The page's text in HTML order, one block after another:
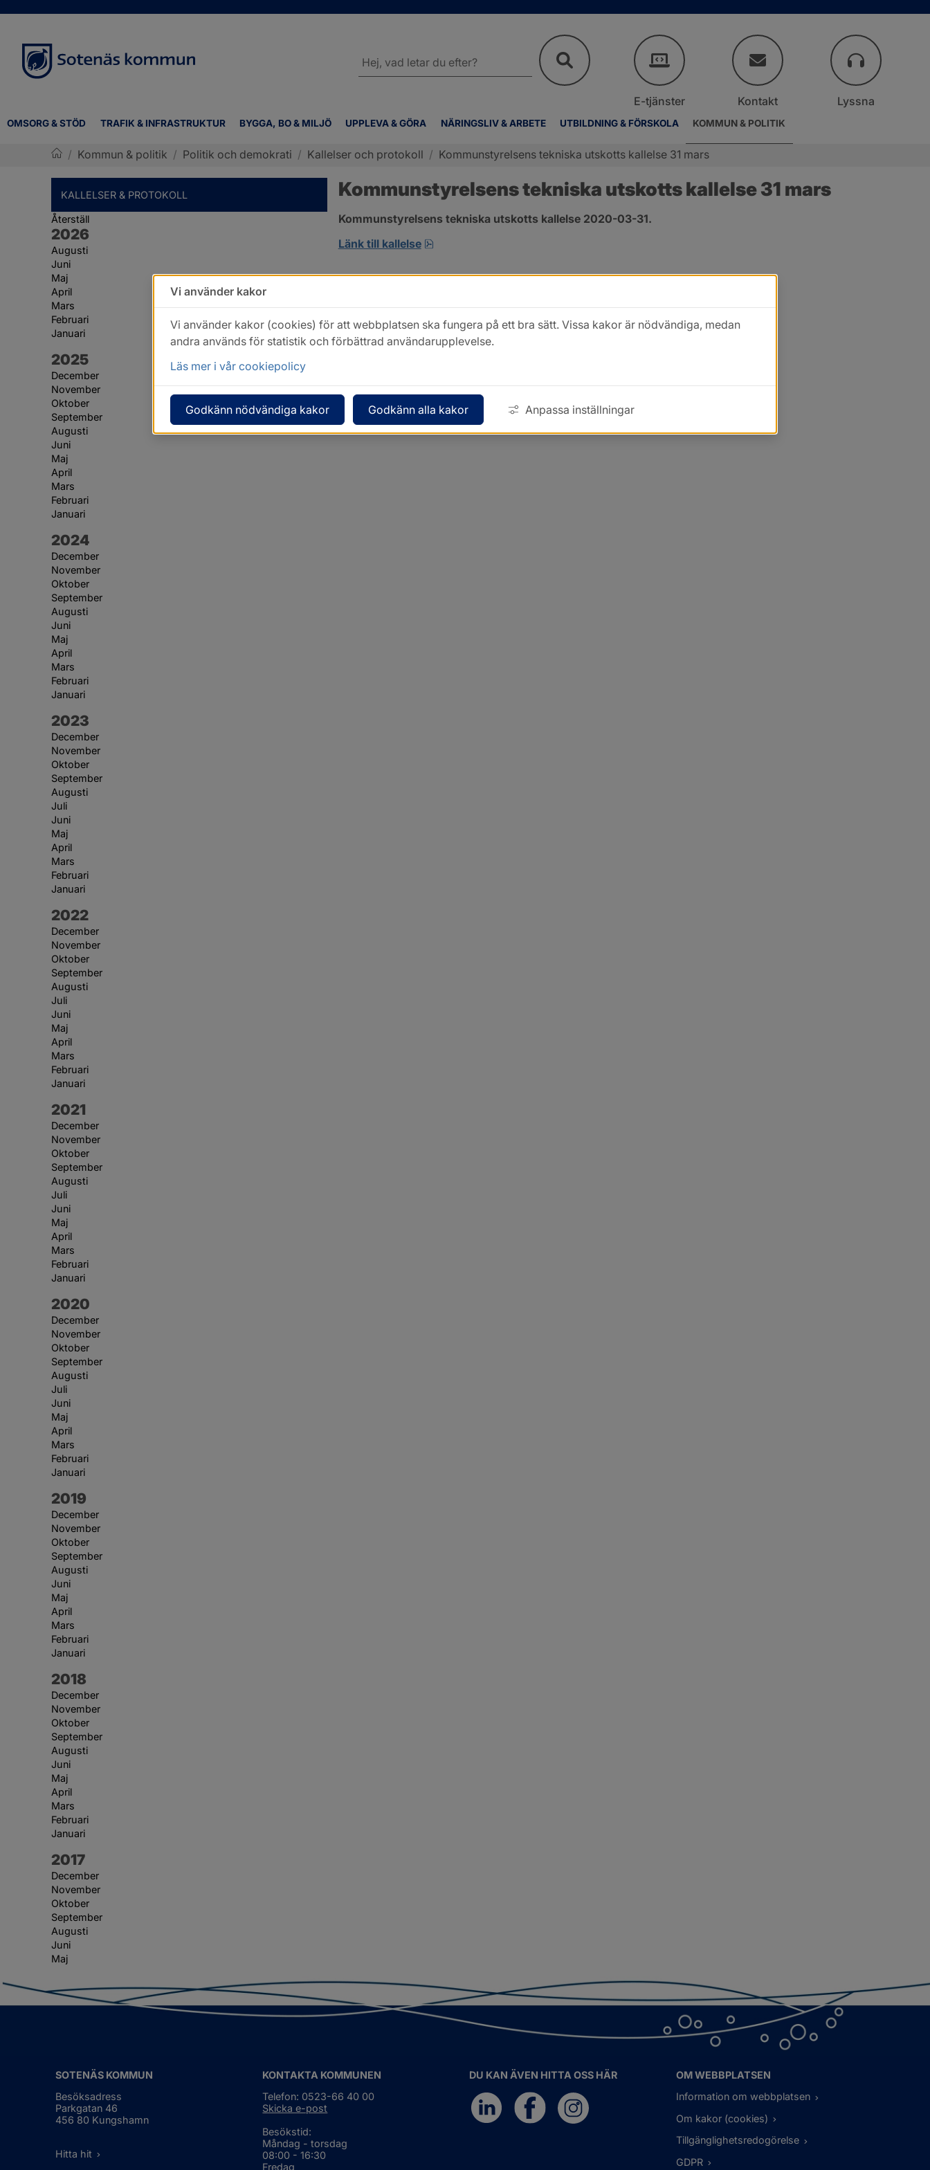
OMSORG & STÖD TRAFIK & INFRASTRUKTUR BYGGA, BO & MILJÖ UPPLEVA & GÖRA NÄRINGSLIV & ARBETE UTBILDNING & FÖRSKOLA KOMMUN & POLITIK
webbplatsen
E-tjänster Kontakt Lyssna
/ Kommun & politik / Politik och demokrati / Kallelser och protokoll / Kommunstyrelsens tekniska utskotts kallelse 31 mars
KALLELSER & PROTOKOLL
Återställ
År:
2026
Augusti
Juni
Maj
April
Mars
Februari
Januari
År:
2025
December
November
Oktober
September
Augusti
Juni
Maj
April
Mars
Februari
Januari
År:
2024
December
November
Oktober
September
Augusti
Juni
Maj
April
Mars
Februari
Januari
År:
2023
December
November
Oktober
September
Augusti
Juli
Juni
Maj
April
Mars
Februari
Januari
År:
2022
December
November
Oktober
September
Augusti
Juli
Juni
Maj
April
Mars
Februari
Januari
År:
2021
December
November
Oktober
September
Augusti
Juli
Juni
Maj
April
Mars
Februari
Januari
År:
2020
December
November
Oktober
September
Augusti
Juli
Juni
Maj
April
Mars
Februari
Januari
År:
2019
December
November
Oktober
September
Augusti
Juni
Maj
April
Mars
Februari
Januari
År:
2018
December
November
Oktober
September
Augusti
Juni
Maj
April
Mars
Februari
Januari
År:
2017
December
November
Oktober
September
Augusti
Juni
Maj
Kommunstyrelsens tekniska utskotts kallelse 31 mars
Kommunstyrelsens tekniska utskotts kallelse 2020-03-31.
Länk till kallelse
pdf, öppnas i nytt fönster.
SOTENÄS KOMMUN
Besöksadress
Parkgatan 46
456 80 Kungshamn
Hitta hit
KONTAKTA KOMMUNEN
Telefon: 0523-66 40 00
Skicka e-post
Besökstid:
Måndag - torsdag
08:00 - 16:30
Fredag
DU KAN ÄVEN HITTA OSS HÄR
OM WEBBPLATSEN
Information om webbplatsen
Om kakor (cookies)
Tillgänglighetsredogörelse
GDPR
Vi använder kakor
Vi använder kakor (cookies) för att webbplatsen ska fungera på ett bra sätt. Vissa kakor är nödvändiga, medan
andra används för statistik och förbättrad användarupplevelse.
Läs mer i vår cookiepolicy
Godkänn nödvändiga kakor Godkänn alla kakor Anpassa inställningar